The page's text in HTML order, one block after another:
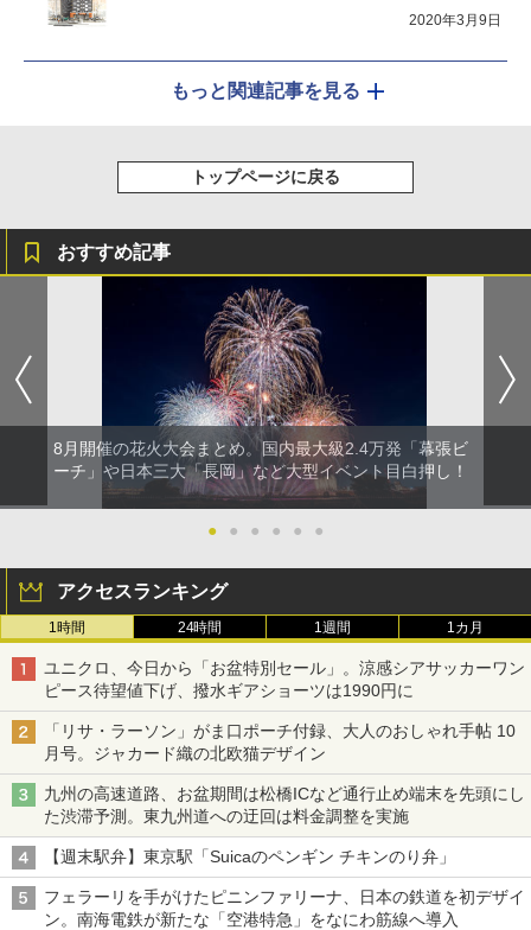
2020年3月9日
もっと関連記事を見る
トップページに戻る
おすすめ記事
8月開催の花火大会まとめ。国内最大級2.4万発「幕張ビ
ーチ」や日本三大「長岡」など大型イベント目白押し！
● ● ● ● ● ●
アクセスランキング
1時間 24時間 1週間 1カ月
ユニクロ、今日から「お盆特別セール」。涼感シアサッカーワン
ピース待望値下げ、撥水ギアショーツは1990円に
「リサ・ラーソン」がま口ポーチ付録、大人のおしゃれ手帖 10
月号。ジャカード織の北欧猫デザイン
九州の高速道路、お盆期間は松橋ICなど通行止め端末を先頭にし
た渋滞予測。東九州道への迂回は料金調整を実施
【週末駅弁】東京駅「Suicaのペンギン チキンのり弁」
フェラーリを手がけたピニンファリーナ、日本の鉄道を初デザイ
ン。南海電鉄が新たな「空港特急」をなにわ筋線へ導入